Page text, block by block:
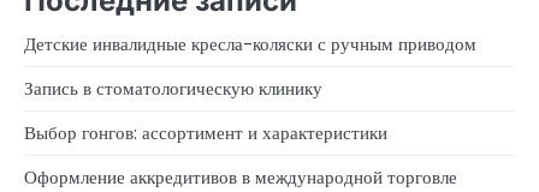
Детские инвалидные кресла-коляски с ручным приводом
Запись в стоматологическую клинику
Выбор гонгов: ассортимент и характеристики
Оформление аккредитивов в международной торговле